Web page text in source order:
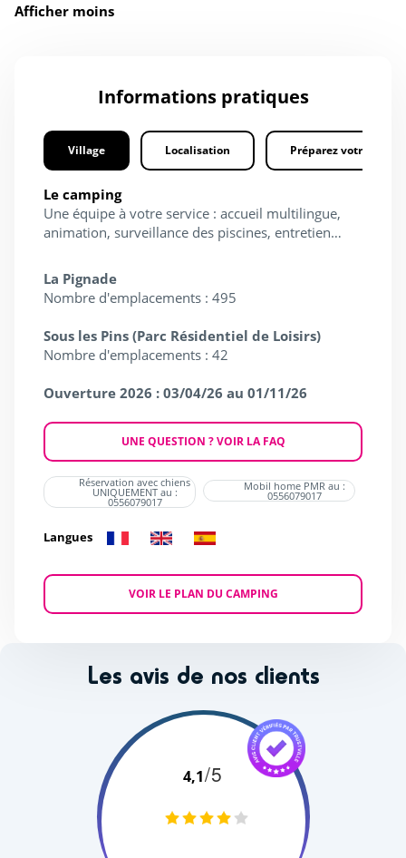
Afficher moins
Informations pratiques
Village Localisation Préparez votre séjour
Le camping
Une équipe à votre service : accueil multilingue,
animation, surveillance des piscines, entretien…
La Pignade
Nombre d'emplacements : 495
Sous les Pins (Parc Résidentiel de Loisirs)
Nombre d'emplacements : 42
Ouverture 2026 : 03/04/26 au 01/11/26
UNE QUESTION ? VOIR LA FAQ
Réservation avec chiens
UNIQUEMENT au :
0556079017
Mobil home PMR au :
0556079017
Langues
VOIR LE PLAN DU CAMPING
Les avis de nos clients
4,1/5